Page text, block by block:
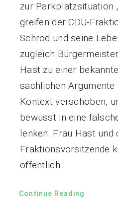
zur Parkplatzsituation
greifen der CDU-
Schrod und seine
zugleich
Hast zu einer
sachlichen
Kontext verschoben,
bewusst in eine
lenken. Frau Hast und
Fraktionsvorsitzende
öffentlich
Continue Reading